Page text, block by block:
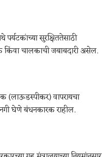
सुरक्षिततेसाठी
चालकाची जबाबदारी असेल.
(लाऊडस्पीकर) वापरायचा
घेणे बंधनकारक राहील.